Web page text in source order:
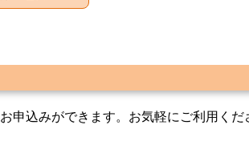
申込みができます。お気軽にご利用くだ